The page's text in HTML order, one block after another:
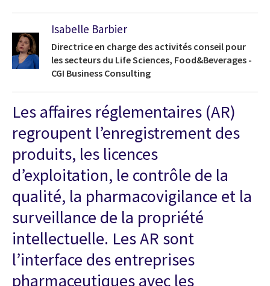
Isabelle Barbier
Directrice en charge des activités conseil pour
les secteurs du Life Sciences, Food&Beverages -
CGI Business Consulting
Les affaires réglementaires (AR)
regroupent l’enregistrement des
produits, les licences
d’exploitation, le contrôle de la
qualité, la pharmacovigilance et la
surveillance de la propriété
intellectuelle. Les AR sont
l’interface des entreprises
pharmaceutiques avec les